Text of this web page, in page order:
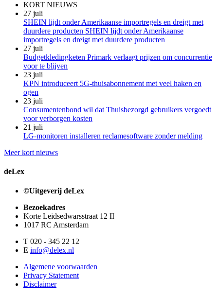
KORT NIEUWS
27 juli
SHEIN lijdt onder Amerikaanse importregels en dreigt met
duurdere producten SHEIN lijdt onder Amerikaanse
importregels en dreigt met duurdere producten
27 juli
Budgetkledingketen Primark verlaagt prijzen om concurrentie
voor te blijven
23 juli
KPN introduceert 5G-thuisabonnement met veel haken en
ogen
23 juli
Consumentenbond wil dat Thuisbezorgd gebruikers vergoedt
voor verborgen kosten
21 juli
LG-monitoren installeren reclamesoftware zonder melding
Meer kort nieuws
deLex
©Uitgeverij deLex
Bezoekadres
Korte Leidsedwarsstraat 12 II
1017 RC Amsterdam
T 020 - 345 22 12
E info@delex.nl
Algemene voorwaarden
Privacy Statement
Disclaimer